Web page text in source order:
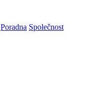
Poradna Společnost